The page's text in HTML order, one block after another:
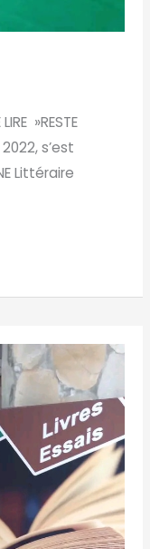
»RESTE
s’est
Littéraire